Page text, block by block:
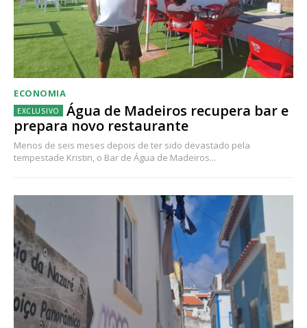
ECONOMIA
Água de Madeiros recupera bar e
prepara novo restaurante
Menos de seis meses depois de ter sido devastado pela
tempestade Kristin, o Bar de Água de Madeiros...